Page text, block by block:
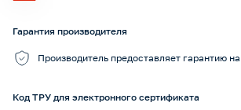
Гарантия производителя
Производитель предоставляет гарантию на
Код ТРУ для электронного сертификата